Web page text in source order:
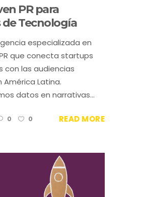
PR para
Tecnología
especializada en
que conecta startups
con las audiencias
Latina.
datos en narrativas...
0 0 READ MORE